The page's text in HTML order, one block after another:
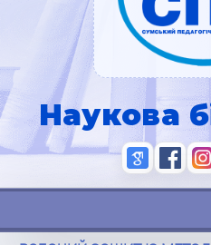
Наукова